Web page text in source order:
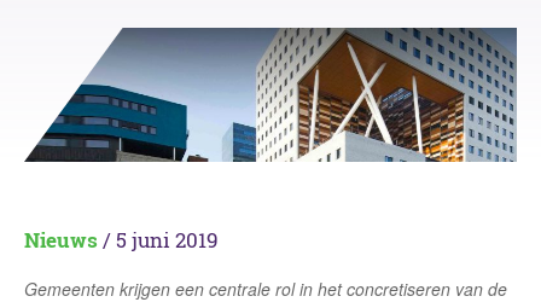
Nieuws/ 5 juni 2019
Gemeenten krijgen een centrale rol in het concretiseren van de